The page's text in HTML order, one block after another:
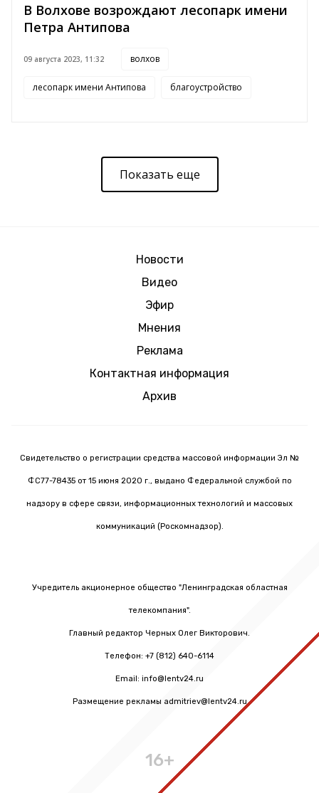
В Волхове возрождают лесопарк имени
Петра Антипова
09 августа 2023, 11:32 волхов
лесопарк имени Антипова благоустройство
Показать еще
Новости
Видео
Эфир
Мнения
Реклама
Контактная информация
Архив
Свидетельство о регистрации средства массовой информации Эл №
ФС77-78435 от 15 июня 2020 г., выдано Федеральной службой по
надзору в сфере связи, информационных технологий и массовых
коммуникаций (Роскомнадзор).
Учредитель акционерное общество "Ленинградская областная
телекомпания".
Главный редактор Черных Олег Викторович.
Телефон: +7 (812) 640-6114
Email: info@lentv24.ru
Размещение рекламы admitriev@lentv24.ru
16+